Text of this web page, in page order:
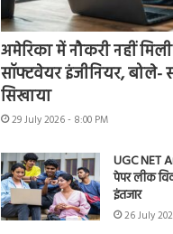
अमेरिका में नौकरी नहीं
सॉफ्टवेयर इंजीनियर,
सिखाया
29 July 2026 - 8:00 PM
UGC NET
पेपर लीक
इंतजार
26 July